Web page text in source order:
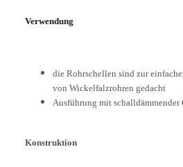
Verwendung
die Rohrschellen sind zur
von Wickelfalzrohren gedacht
Ausführung mit schalldämmender
Konstruktion